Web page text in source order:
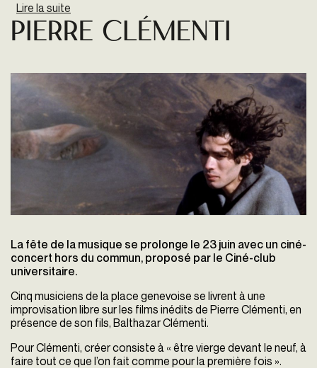
Lire la suite
Pierre Clémenti
La fête de la musique se prolonge le 23 juin avec un ciné-
concert hors du commun, proposé par le Ciné-club
universitaire.
Cinq musiciens de la place genevoise se livrent à une
improvisation libre sur les films inédits de Pierre Clémenti, en
présence de son fils, Balthazar Clémenti.
Pour Clémenti, créer consiste à « être vierge devant le neuf, à
faire tout ce que l’on fait comme pour la première fois ».